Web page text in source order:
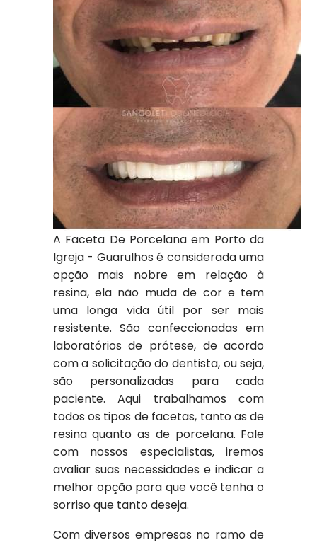
A Faceta De Porcelana em Porto da
Igreja - Guarulhos é considerada uma
opção mais nobre em relação à
resina, ela não muda de cor e tem
uma longa vida útil por ser mais
resistente. São confeccionadas em
laboratórios de prótese, de acordo
com a solicitação do dentista, ou seja,
são personalizadas para cada
paciente. Aqui trabalhamos com
todos os tipos de facetas, tanto as de
resina quanto as de porcelana. Fale
com nossos especialistas, iremos
avaliar suas necessidades e indicar a
melhor opção para que você tenha o
sorriso que tanto deseja.
Com diversos empresas no ramo de